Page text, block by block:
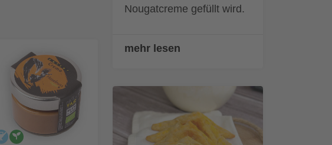
alkoholfrei
vegan
Nougatcreme gefüllt wird.
mehr lesen